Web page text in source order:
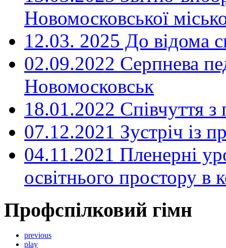
Новомосковської
12.03. 2025 До відома
02.09.2022 Серпнева
Новомосковськ
18.01.2022 Співчуття з
07.12.2021 Зустріч із
04.11.2021 Пленерні
освітнього простору
Профспілковий гімн
previous
play